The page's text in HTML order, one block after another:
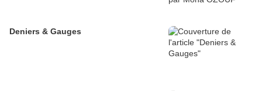
Deniers & Gauges